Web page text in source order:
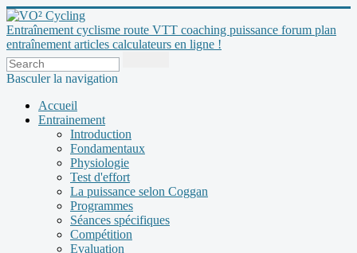
Entraînement cyclisme route VTT coaching puissance forum plan
entraînement articles calculateurs en ligne !
Basculer la navigation
Accueil
Entrainement
Introduction
Fondamentaux
Physiologie
Test d'effort
La puissance selon Coggan
Programmes
Séances spécifiques
Compétition
Evaluation